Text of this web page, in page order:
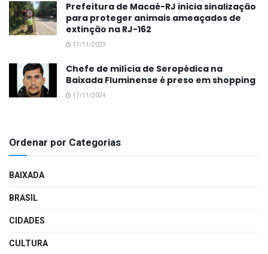
Prefeitura de Macaé-RJ inicia sinalização
para proteger animais ameaçados de
extinção na RJ-162
17/11/2023
Chefe de milícia de Seropédica na
Baixada Fluminense é preso em shopping
17/11/2024
Ordenar por Categorias
BAIXADA
BRASIL
CIDADES
CULTURA